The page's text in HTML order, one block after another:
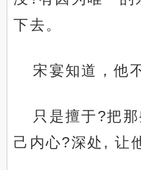
下去。
宋宴知道，他
只是擅于?把
己内心?深处, 让